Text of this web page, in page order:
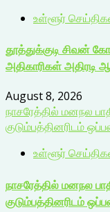
உள்ளூர்
தூத்துக்குடி சிவன்
அதிகாரிகள் அதிரடி
August 8, 2026
நாசரேத்தில் மனநல
குடும்பத்தினரிடம்
உள்ளூர்
நாசரேத்தில் மனநல
குடும்பத்தினரிடம்